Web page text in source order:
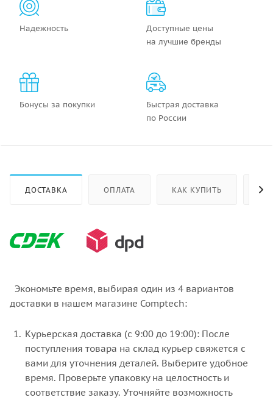
Надежность
Доступные цены
на лучшие бренды
Бонусы за покупки
Быстрая доставка
по России
ДОСТАВКА ОПЛАТА КАК КУПИТЬ
Экономьте время, выбирая один из 4 вариантов
доставки в нашем магазине Comptech:
Курьерская доставка (с 9:00 до 19:00): После
поступления товара на склад курьер свяжется с
вами для уточнения деталей. Выберите удобное
время. Проверьте упаковку на целостность и
соответствие заказу. Уточняйте возможность